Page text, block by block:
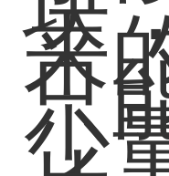
来
只
少